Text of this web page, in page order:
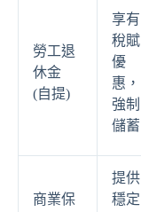
勞工退
休金
(自提)
享有
稅賦
優
惠，
強制
儲蓄
商業保
提供
穩定